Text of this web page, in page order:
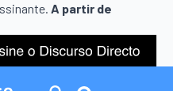
A partir de
Search